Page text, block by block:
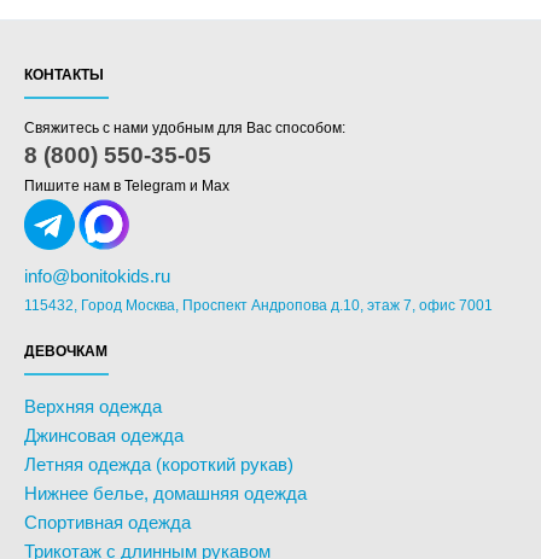
КОНТАКТЫ
Свяжитесь с нами удобным для Вас способом:
8 (800) 550-35-05
Пишите нам в Telegram и Max
info@bonitokids.ru
115432, Город Москва, Проспект Андропова д.10, этаж 7, офис 7001
ДЕВОЧКАМ
Верхняя одежда
Джинсовая одежда
Летняя одежда (короткий рукав)
Нижнее белье, домашняя одежда
Спортивная одежда
Трикотаж с длинным рукавом